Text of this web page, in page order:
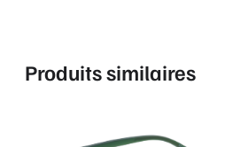
Produits similaires